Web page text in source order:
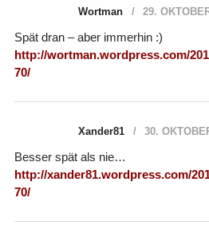
Wortman 29.
Spät dran – aber immerhin :)
http://wortman.wordpress.com/
70/
Xander81 30.
Besser spät als nie…
http://xander81.wordpress.com/
70/